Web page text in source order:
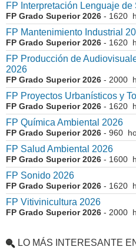
FP Interpretación Lenguaje de
FP Grado Superior 2026 - 1620
FP Mantenimiento Industrial
FP Grado Superior 2026 - 1620
FP Producción de
2026
FP Grado Superior 2026 - 2000
FP Proyectos Urbanísticos y
FP Grado Superior 2026 - 1620
FP Química Ambiental 2026
FP Grado Superior 2026 - 960
FP Salud Ambiental 2026
FP Grado Superior 2026 - 1600
FP Sonido 2026
FP Grado Superior 2026 - 1620
FP Vitivinicultura 2026
FP Grado Superior 2026 - 2000
LO MÁS INTERESANTE